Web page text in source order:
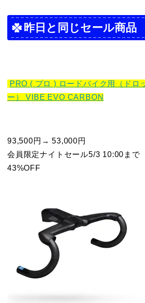
昨日と同じセール商品
PRO ( プロ ) ロードバイク用（ドロ
ー） VIBE EVO CARBON
93,500円→ 53,000円
会員限定ナイトセール5/3 10:00まで
43%OFF